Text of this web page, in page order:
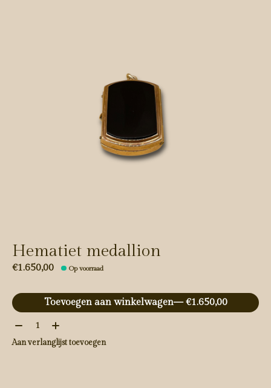
Hematiet medallion
€1.650,00 Op voorraad
Toevoegen aan winkelwagen
— €1.650,00
Aantal:
Aan verlanglijst toevoegen